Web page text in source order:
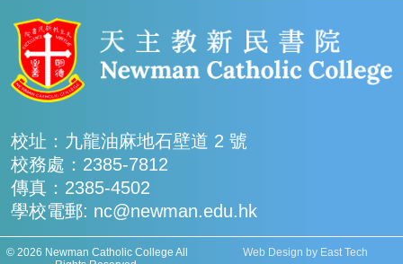
校址：九龍油麻地石壁道 2 號
校務處：2385-7812
傳真：2385-4502
學校電郵: nc@newman.edu.hk
© 2026 Newman Catholic College All
Web Design by East Tech